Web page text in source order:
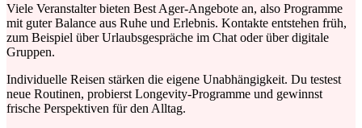
Viele Veranstalter bieten Best Ager-Angebote an, also Programme
mit guter Balance aus Ruhe und Erlebnis. Kontakte entstehen früh,
zum Beispiel über Urlaubsgespräche im Chat oder über digitale
Gruppen.
Individuelle Reisen stärken die eigene Unabhängigkeit. Du testest
neue Routinen, probierst Longevity-Programme und gewinnst
frische Perspektiven für den Alltag.